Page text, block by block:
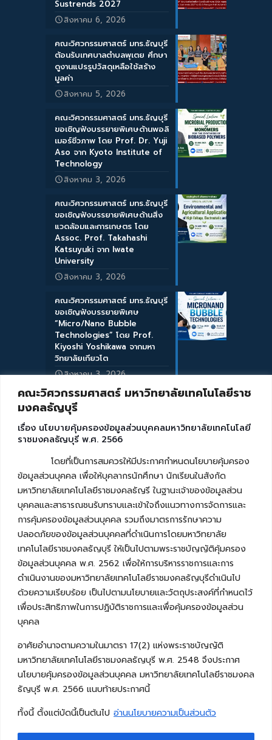
คณะวิศวกรรมศาสตร์ มหาวิทยาลัยเทคโนโลยีราช
มงคลธัญบุรี
เรื่อง นโยบายคุ้มครองข้อมูลส่วนบุคคลมหาวิทยาลัยเทคโนโลยี
ราชมงคลธัญบุรี พ.ศ. 2566
โดยที่เป็นการสมควรให้มีประกาศกำหนดนโยบายคุ้มครอง
ข้อมูลส่วนบุคคล เพื่อให้บุคลากรนักศึกษา นักเรียนในสังกัด
มหาวิทยาลัยเทคโนโลยีราชมงคลธัญรี ในฐานะเจ้าของข้อมูลส่วน
บุคคลและสาธารณชนรับทราบและเข้าใจถึงแนวทางการจัดการและ
การคุ้มครองข้อมูลส่วนบุคคล รวมถึงมาตรการรักษาความ
ปลอดภัยของข้อมูลส่วนบุคคลที่ดำเนินการโดยมหาวิทยาลัย
เทคโนโลยีราชมงคลธัญบุรี ให้เป็นไปตามพระราชบัญญัติคุ้มครอง
ข้อมูลส่วนบุคคล พ.ศ. 2562 เพื่อให้การบริหารราชการและการ
ดำเนินงานของมหาวิทยาลัยเทคโนโลยีราชมงคลธัญบุรีดำเนินไป
ด้วยความเรียบร้อย เป็นไปตามนโยบายและวัตถุประสงค์ที่กำหนดไว้
เพื่อประสิทธิภาพในการปฏิบัติราชการและเพื่อคุ้มครองข้อมูลส่วน
บุคคล
อาศัยอำนาจตามความในมาตรา 17(2) แห่งพระราชบัญญัติ
มหาวิทยาลัยเทคโนโลยีราชมงคลธัญบุรี พ.ศ. 2548 จึงประกาศ
นโยบายคุ้มครองข้อมูลส่วนบุคคล มหาวิทยาลัยเทคโนโลยีราชมงคล
ธัญบุรี พ.ศ. 2566 แนบท้ายประกาศนี้
ทั้งนี้ ตั้งแต่บัดนี้เป็นต้นไป อ่านนโยบายความเป็นส่วนตัว
Sustrends 2027
สิงหาคม 6, 2026
คณะวิศวกรรมศาสตร์ มทร.ธัญบุรี
ต้อนรับเทศบาลตำบลพุเตย ศึกษา
ดูงานแปรรูปวัสดุเหลือใช้สร้าง
มูลค่า
สิงหาคม 5, 2026
คณะวิศวกรรมศาสตร์ มทร.ธัญบุรี
ขอเชิญฟังบรรยายพิเศษด้านพอลิ
เมอร์ชีวภาพ โดย Prof. Dr. Yuji
Aso จาก Kyoto Institute of
Technology
สิงหาคม 3, 2026
คณะวิศวกรรมศาสตร์ มทร.ธัญบุรี
ขอเชิญฟังบรรยายพิเศษด้านสิ่ง
แวดล้อมและการเกษตร โดย
Assoc. Prof. Takahashi
Katsuyuki จาก Iwate
University
สิงหาคม 3, 2026
คณะวิศวกรรมศาสตร์ มทร.ธัญบุรี
ขอเชิญฟังบรรยายพิเศษ
“Micro/Nano Bubble
Technologies” โดย Prof.
Kiyoshi Yoshikawa จากมหา
วิทยาลัยเกียวโต
สิงหาคม 3, 2026